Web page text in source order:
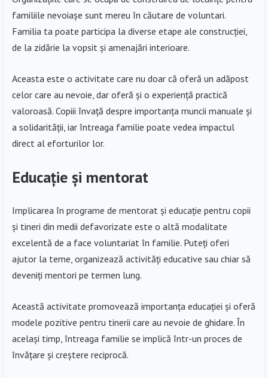
familiile nevoiașe sunt mereu în căutare de voluntari.
Familia ta poate participa la diverse etape ale construcției,
de la zidărie la vopsit și amenajări interioare.
Aceasta este o activitate care nu doar că oferă un adăpost
celor care au nevoie, dar oferă și o experiență practică
valoroasă. Copiii învață despre importanța muncii manuale și
a solidarității, iar întreaga familie poate vedea impactul
direct al eforturilor lor.
Educație și mentorat
Implicarea în programe de mentorat și educație pentru copii
și tineri din medii defavorizate este o altă modalitate
excelentă de a face voluntariat în familie. Puteți oferi
ajutor la teme, organizează activități educative sau chiar să
deveniți mentori pe termen lung.
Această activitate promovează importanța educației și oferă
modele pozitive pentru tinerii care au nevoie de ghidare. În
același timp, întreaga familie se implică într-un proces de
învățare și creștere reciprocă.